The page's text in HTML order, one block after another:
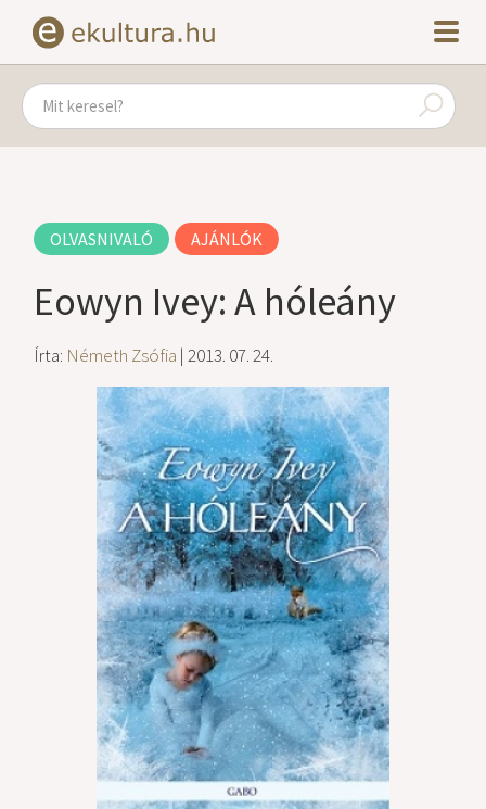
OLVASNIVALÓ AJÁNLÓK
Eowyn Ivey: A hóleány
Írta: Németh Zsófia | 2013. 07. 24.